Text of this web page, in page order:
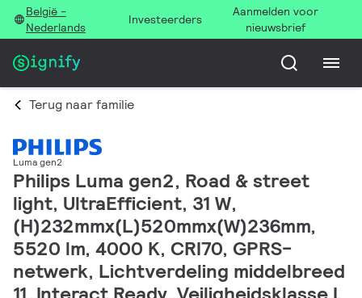
België -
Nederlands
Investeerders
Aanmelden voor
nieuwsbrief
Terug naar familie
Luma gen2
Philips Luma gen2, Road & street
light, UltraEfficient, 31 W,
(H)232mmx(L)520mmx(W)236mm,
5520 lm, 4000 K, CRI70, GPRS-
netwerk, Lichtverdeling middelbreed